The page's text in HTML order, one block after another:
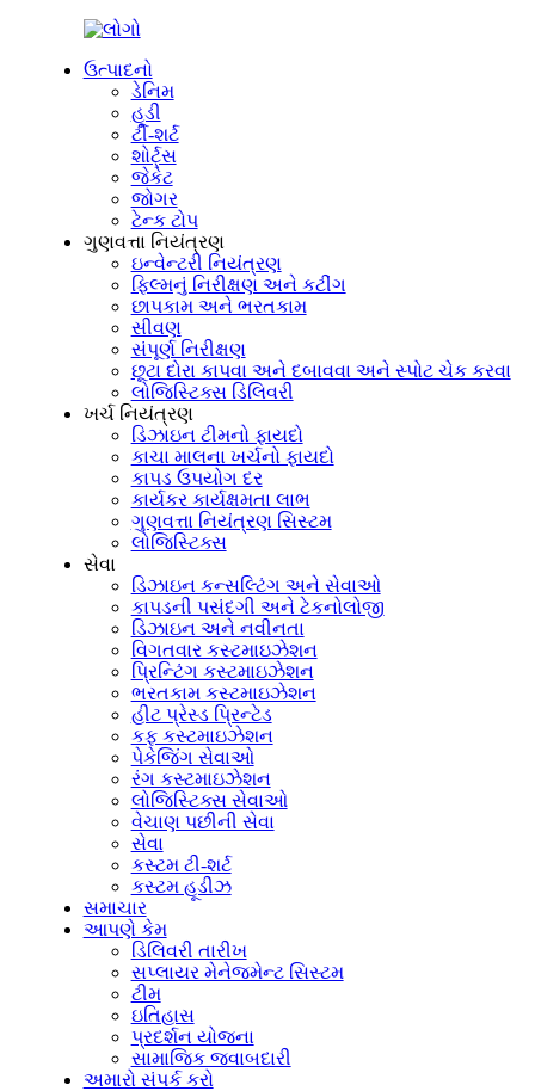
ઉત્પાદનો
ડેનિમ
હૂડી
ટી-શર્ટ
શોર્ટ્સ
જેકેટ
જોગર
ટેન્ક ટોપ
ગુણવત્તા નિયંત્રણ
ઇન્વેન્ટરી નિયંત્રણ
ફિલ્મનું નિરીક્ષણ અને કટીંગ
છાપકામ અને ભરતકામ
સીવણ
સંપૂર્ણ નિરીક્ષણ
છૂટા દોરા કાપવા અને દબાવવા અને સ્પોટ ચેક કરવા
લોજિસ્ટિક્સ ડિલિવરી
ખર્ચ નિયંત્રણ
ડિઝાઇન ટીમનો ફાયદો
કાચા માલના ખર્ચનો ફાયદો
કાપડ ઉપયોગ દર
કાર્યકર કાર્યક્ષમતા લાભ
ગુણવત્તા નિયંત્રણ સિસ્ટમ
લોજિસ્ટિક્સ
સેવા
ડિઝાઇન કન્સલ્ટિંગ અને સેવાઓ
કાપડની પસંદગી અને ટેકનોલોજી
ડિઝાઇન અને નવીનતા
વિગતવાર કસ્ટમાઇઝેશન
પ્રિન્ટિંગ કસ્ટમાઇઝેશન
ભરતકામ કસ્ટમાઇઝેશન
હીટ પ્રેસ્ડ પ્રિન્ટેડ
કફ કસ્ટમાઇઝેશન
પેકેજિંગ સેવાઓ
રંગ કસ્ટમાઇઝેશન
લોજિસ્ટિક્સ સેવાઓ
વેચાણ પછીની સેવા
સેવા
કસ્ટમ ટી-શર્ટ
કસ્ટમ હૂડીઝ
સમાચાર
આપણે કેમ
ડિલિવરી તારીખ
સપ્લાયર મેનેજમેન્ટ સિસ્ટમ
ટીમ
ઇતિહાસ
પ્રદર્શન યોજના
સામાજિક જવાબદારી
અમારો સંપર્ક કરો